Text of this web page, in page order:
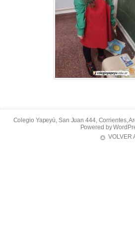
Colegio Yapeyú, San Juan 444, Corrientes,
Powered by
VOLVER